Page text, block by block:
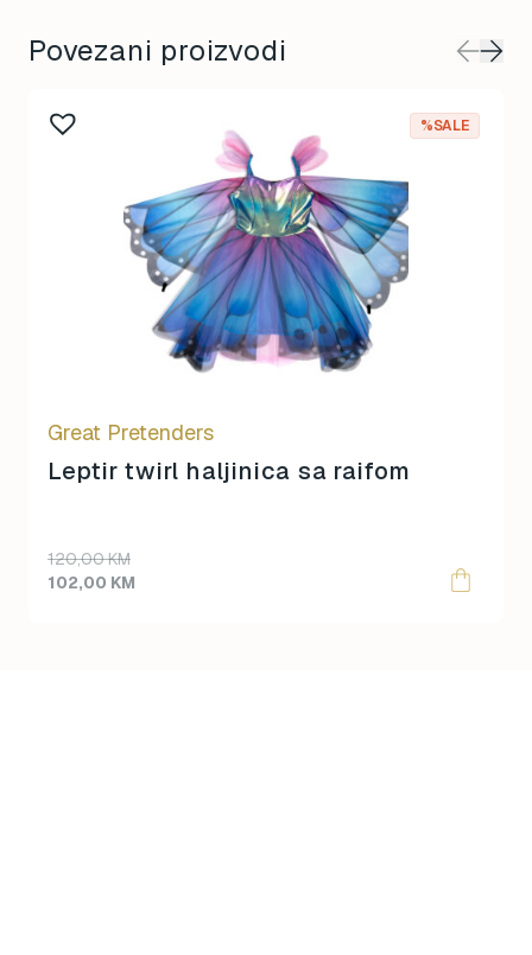
Povezani proizvodi
%SALE
Great Pretenders
Leptir twirl haljinica sa raifom
120,00KM
102,00 KM
This
the
product
page